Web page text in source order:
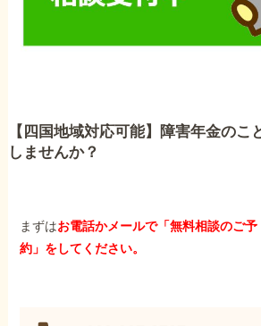
【四国地域対応可能】障害年金のこ
しませんか？
まずはお電話かメールで「無料相談のご予
約」をしてください。